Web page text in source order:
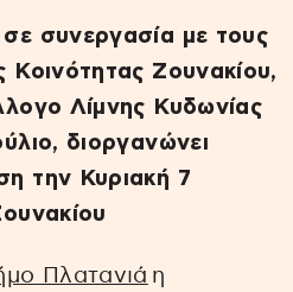
συνεργασία με τους
Κοινότητας Ζουνακίου,
Λίμνης Κυδωνίας
διοργανώνει
την Κυριακή 7
Πλατανιά η